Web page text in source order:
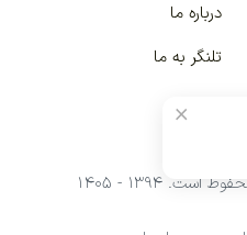
درباره ما
تلنگر به ما
۱۳۹۴ - ۱۴۰۵
×